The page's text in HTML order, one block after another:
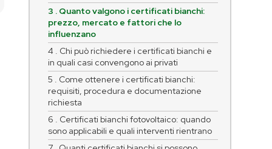
3 . Quanto valgono i certificati bianchi:
prezzo, mercato e fattori che lo
influenzano
4 . Chi può richiedere i certificati bianchi e
in quali casi convengono ai privati
5 . Come ottenere i certificati bianchi:
requisiti, procedura e documentazione
richiesta
6 . Certificati bianchi fotovoltaico: quando
sono applicabili e quali interventi rientrano